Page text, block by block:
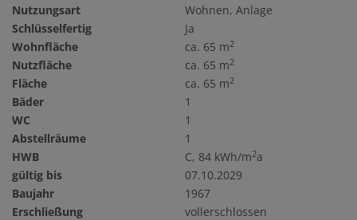
Nutzungsart
Wohnen Anlage
Schlüsselfertig
Ja
Wohnfläche
ca. 65 m2
Nutzfläche ca. 65 m2
Fläche ca. 65 m2
Bäder
1
WC
1
Abstellräume
1
HWB
C, 84 kWh/m2a
gültig bis
07.10.2029
Baujahr
1967
Erschließung
vollerschlossen